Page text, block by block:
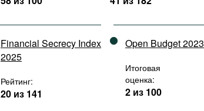
Financial Secrecy Index
2025
Рейтинг:
20 из 141
Open Budget 2023
Итоговая
оценка:
2 из 100